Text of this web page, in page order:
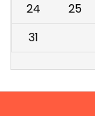
24
25
31